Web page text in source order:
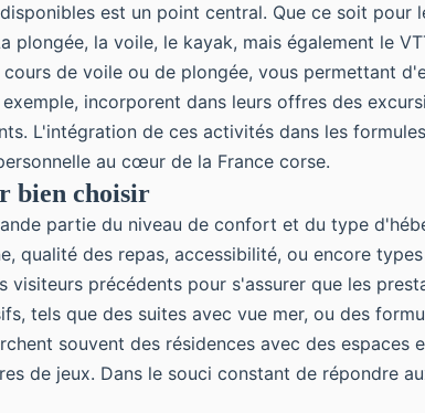
est un point central. Que ce soit
plongée, la voile, le kayak, mais également le
de voile ou de plongée, vous permettant
incorporent dans leurs offres des
L'intégration de ces activités dans les
au cœur de la France corse.
bien choisir
partie du niveau de confort et du type
qualité des repas, accessibilité, ou encore
visiteurs précédents pour s'assurer que les
tels que des suites avec vue mer, ou des
souvent des résidences avec des
de jeux. Dans le souci constant de répondre